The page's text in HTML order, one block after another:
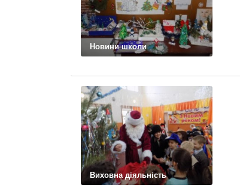
Новини школи
Виховна діяльність